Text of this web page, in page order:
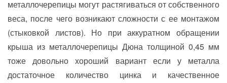
металлочерепицы могут растягиваться от собственного
веса, после чего возникают сложности с ее монтажом
(стыковкой листов). Но при аккуратном обращении
крыша из металлочерепицы Дюна толщиной 0,45 мм
тоже довольно хороший вариант если у металла
достаточное количество цинка и качественное